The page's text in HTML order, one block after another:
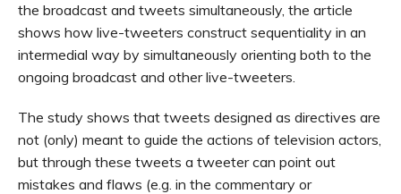
the broadcast and tweets simultaneously, the article
shows how live-tweeters construct sequentiality in an
intermedial way by simultaneously orienting both to the
ongoing broadcast and other live-tweeters.
The study shows that tweets designed as directives are
not (only) meant to guide the actions of television actors,
but through these tweets a tweeter can point out
mistakes and flaws (e.g. in the commentary or